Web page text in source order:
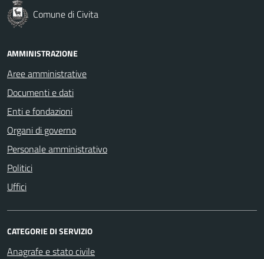
Comune di Civita
AMMINISTRAZIONE
Aree amministrative
Documenti e dati
Enti e fondazioni
Organi di governo
Personale amministrativo
Politici
Uffici
CATEGORIE DI SERVIZIO
Anagrafe e stato civile